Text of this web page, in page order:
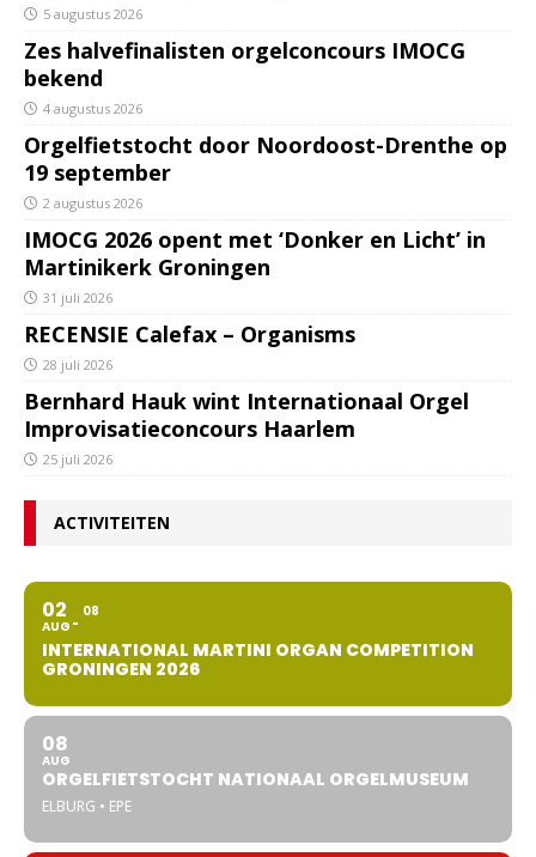
5 augustus 2026
Zes halvefinalisten orgelconcours IMOCG
bekend
4 augustus 2026
Orgelfietstocht door Noordoost-Drenthe op
19 september
2 augustus 2026
IMOCG 2026 opent met ‘Donker en Licht’ in
Martinikerk Groningen
31 juli 2026
RECENSIE Calefax – Organisms
28 juli 2026
Bernhard Hauk wint Internationaal Orgel
Improvisatieconcours Haarlem
25 juli 2026
ACTIVITEITEN
02
AUG
08
INTERNATIONAL MARTINI ORGAN COMPETITION
GRONINGEN 2026
08
AUG
ORGELFIETSTOCHT NATIONAAL ORGELMUSEUM
ELBURG • EPE